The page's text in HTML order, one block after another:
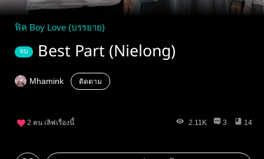
ฟิค Boy Love (บรรยาย)
จบ Best Part (Nielong)
Mhamink ติดตาม
2 คน เลิฟเรื่องนี้ 2.11K 3 14